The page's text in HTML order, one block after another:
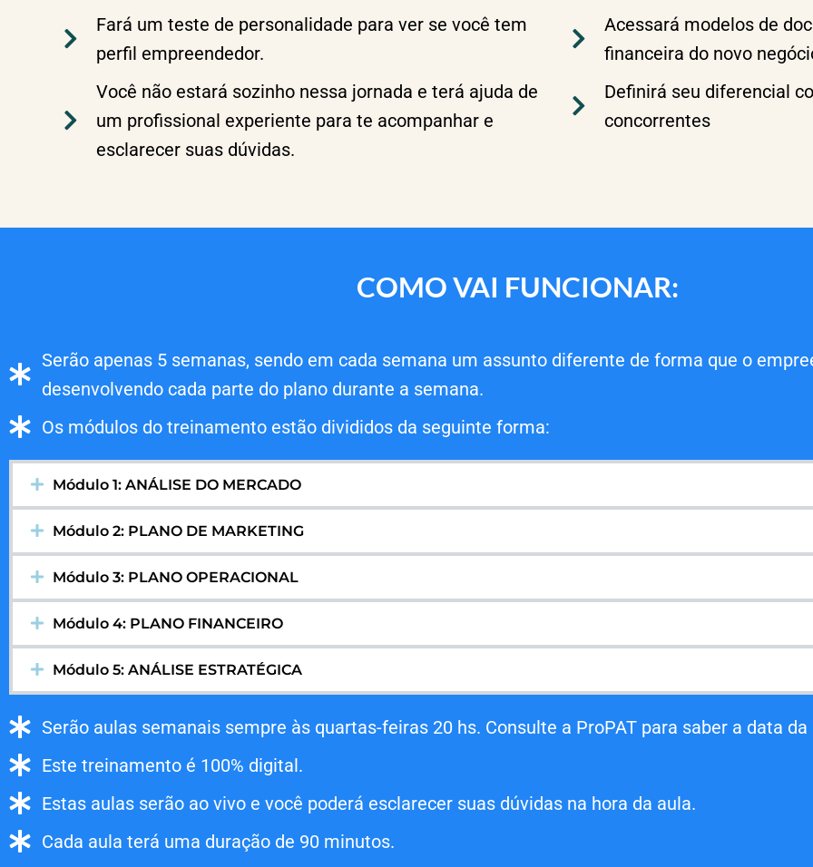
Fará um teste de personalidade para ver se você tem
perfil empreendedor.
Você não estará sozinho nessa jornada e terá ajuda de
um profissional experiente para te acompanhar e
esclarecer suas dúvidas.
Acessará modelos de
financeira do novo
Definirá seu diferencial
concorrentes
COMO VAI FUNCIONAR:
Serão apenas 5 semanas, sendo em cada semana um assunto diferente de forma que o
desenvolvendo cada parte do plano durante a semana.
Os módulos do treinamento estão divididos da seguinte forma:
Módulo 1: ANÁLISE DO MERCADO
Módulo 2: PLANO DE MARKETING
Módulo 3: PLANO OPERACIONAL
Módulo 4: PLANO FINANCEIRO
Módulo 5: ANÁLISE ESTRATÉGICA
Serão aulas semanais sempre às quartas-feiras 20 hs. Consulte a ProPAT para saber a data
Este treinamento é 100% digital.
Estas aulas serão ao vivo e você poderá esclarecer suas dúvidas na hora da aula.
Cada aula terá uma duração de 90 minutos.